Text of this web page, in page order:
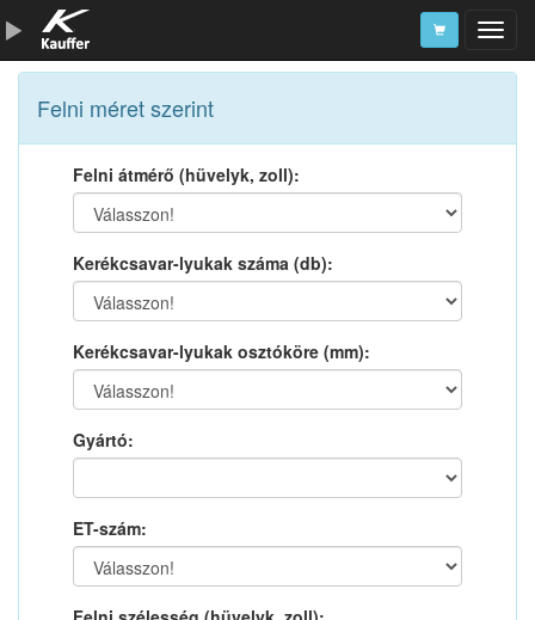
Szerszámkatalógus
Kosár
Alkatrészek
Felni méret szerint
Felni átmérő (hüvelyk, zoll):
Kerékcsavar-lyukak száma (db):
Kerékcsavar-lyukak osztóköre (mm):
Gyártó:
ET-szám: